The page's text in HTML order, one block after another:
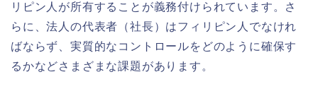
リピン人が所有することが義務付けられています。さ
らに、法人の代表者（社長）はフィリピン人でなけれ
ばならず、実質的なコントロールをどのように確保す
るかなどさまざまな課題があります。